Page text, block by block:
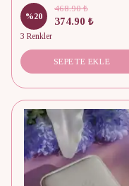
%20
468.90 ₺
374.90 ₺
3 Renkler
SEPETE EKLE